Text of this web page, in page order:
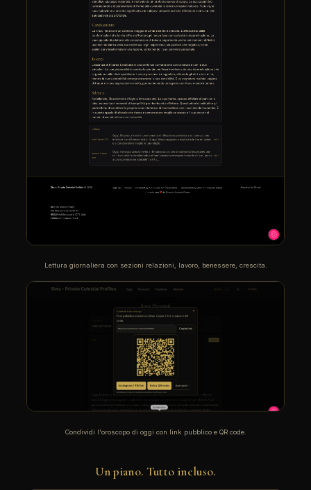
Lettura giornaliera con sezioni relazioni, lavoro, benessere, crescita.
Condividi l'oroscopo di oggi con link pubblico e QR code.
Un piano. Tutto incluso.